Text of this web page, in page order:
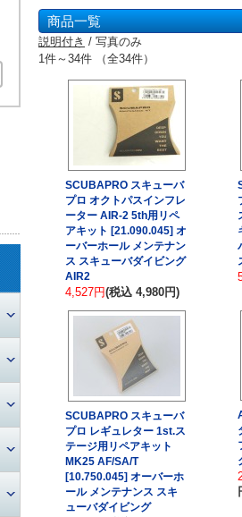
商品一覧
説明付き / 写真のみ
1件～34件 （全34件）
SCUBAPRO スキューバ
プロ オクトパスインフレ
ーター AIR-2 5th用リペ
アキット [21.090.045] オ
ーバーホール メンテナン
ス スキューバダイビング
AIR2
4,527円(税込 4,980円)
SCUBAPRO スキューバ
プロ レギュレター 1st.ス
テージ用リペアキット
MK25 AF/SA/T
[10.750.045] オーバーホ
ール メンテナンス スキ
ューバダイビング